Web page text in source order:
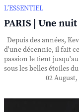
L’ESSENTIEL
PARIS | Une
Depuis des années,
d'une décennie, il fait
passion le tient
sous les belles étoiles
02 August,